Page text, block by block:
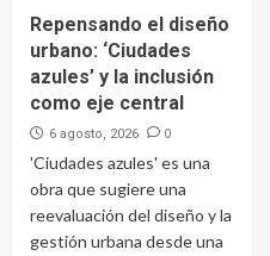
Repensando el diseño
urbano: ‘Ciudades
azules’ y la inclusión
como eje central
6 agosto, 2026 0
'Ciudades azules' es una
obra que sugiere una
reevaluación del diseño y la
gestión urbana desde una